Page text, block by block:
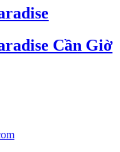
Cần Giờ